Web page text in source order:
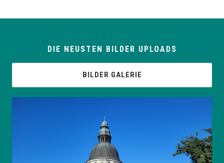
DIE NEUSTEN BILDER UPLOADS
BILDER GALERIE